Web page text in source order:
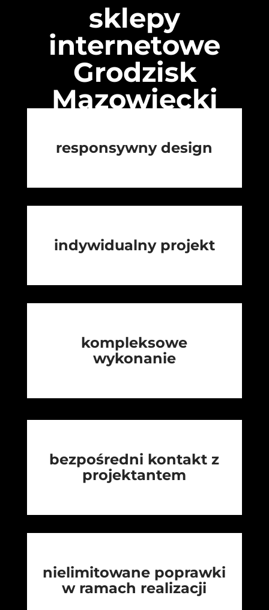
sklepy
internetowe
Grodzisk
Mazowiecki
responsywny design
indywidualny projekt
kompleksowe
wykonanie
bezpośredni kontakt z
projektantem
nielimitowane poprawki
w ramach realizacji